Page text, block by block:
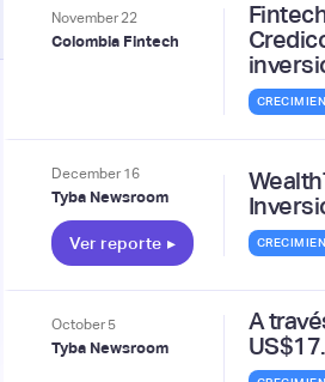
November22
Colombia Fintech
December 16
Tyba Newsroom
Ver reporte ▸
October 5
Tyba Newsroom
A